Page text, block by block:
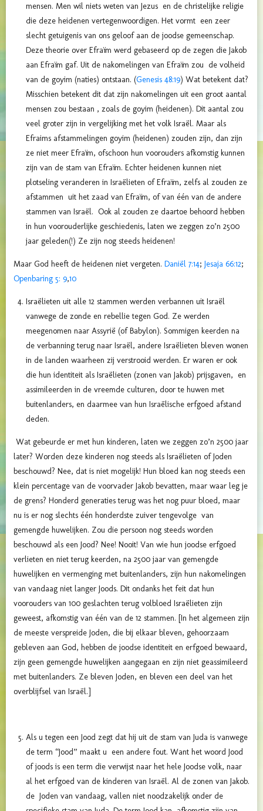
mensen. Men wil niets weten van Jezus en de christelijke religie
die deze heidenen vertegenwoordigen. Het vormt een zeer
slecht getuigenis van ons geloof aan de joodse gemeenschap.
Deze theorie over Efraïm werd gebaseerd op de zegen die Jakob
aan Efraïm gaf. Uit de nakomelingen van Efraïm zou de volheid
van de goyim (naties) ontstaan. (Genesis 48:19) Wat betekent dat?
Misschien betekent dit dat zijn nakomelingen uit een groot aantal
mensen zou bestaan , zoals de goyim (heidenen). Dit aantal zou
veel groter zijn in vergelijking met het volk Israël. Maar als
Efraims afstammelingen goyim (heidenen) zouden zijn, dan zijn
ze niet meer Efraïm, ofschoon hun voorouders afkomstig kunnen
zijn van de stam van Efraïm. Echter heidenen kunnen niet
plotseling veranderen in Israëlieten of Efraïm, zelfs al zouden ze
afstammen uit het zaad van Efraïm, of van één van de andere
stammen van Israël. Ook al zouden ze daartoe behoord hebben
in hun voorouderlijke geschiedenis, laten we zeggen zo’n 2500
jaar geleden(!) Ze zijn nog steeds heidenen!
Maar God heeft de heidenen niet vergeten. Daniël 7:14; Jesaja 66:12;
Openbaring 5: 9,10
Israëlieten uit alle 12 stammen werden verbannen uit Israël
vanwege de zonde en rebellie tegen God. Ze werden
meegenomen naar Assyrië (of Babylon). Sommigen keerden na
de verbanning terug naar Israël, andere Israëlieten bleven wonen
in de landen waarheen zij verstrooid werden. Er waren er ook
die hun identiteit als Israëlieten (zonen van Jakob) prijsgaven, en
assimileerden in de vreemde culturen, door te huwen met
buitenlanders, en daarmee van hun Israëlische erfgoed afstand
deden.
Wat gebeurde er met hun kinderen, laten we zeggen zo’n 2500 jaar
later? Worden deze kinderen nog steeds als Israëlieten of Joden
beschouwd? Nee, dat is niet mogelijk! Hun bloed kan nog steeds een
klein percentage van de voorvader Jakob bevatten, maar waar leg je
de grens? Honderd generaties terug was het nog puur bloed, maar
nu is er nog slechts één honderdste zuiver tengevolge van
gemengde huwelijken. Zou die persoon nog steeds worden
beschouwd als een Jood? Nee! Nooit! Van wie hun joodse erfgoed
verlieten en niet terug keerden, na 2500 jaar van gemengde
huwelijken en vermenging met buitenlanders, zijn hun nakomelingen
van vandaag niet langer Joods. Dit ondanks het feit dat hun
voorouders van 100 geslachten terug volbloed Israëlieten zijn
geweest, afkomstig van één van de 12 stammen. [In het algemeen zijn
de meeste verspreide Joden, die bij elkaar bleven, gehoorzaam
gebleven aan God, hebben de joodse identiteit en erfgoed bewaard,
zijn geen gemengde huwelijken aangegaan en zijn niet geassimileerd
met buitenlanders. Ze bleven Joden, en bleven een deel van het
overblijfsel van Israël.]
Als u tegen een Jood zegt dat hij uit de stam van Juda is vanwege
de term “Jood” maakt u een andere fout. Want het woord Jood
of joods is een term die verwijst naar het hele Joodse volk, naar
al het erfgoed van de kinderen van Israël. Al de zonen van Jakob.
de Joden van vandaag, vallen niet noodzakelijk onder de